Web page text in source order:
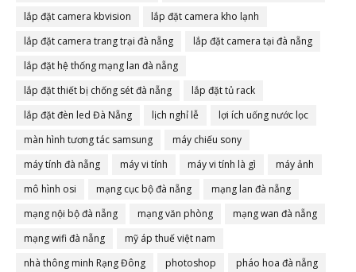
lắp đặt camera kbvision
lắp đặt camera kho lạnh
lắp đặt camera trang trại đà nẵng
lắp đặt camera tại đà nẵng
lắp đặt hệ thống mạng lan đà nẵng
lắp đặt thiết bị chống sét đà nẵng
lắp đặt tủ rack
lắp đặt đèn led Đà Nẵng
lịch nghỉ lễ
lợi ích uống nước lọc
màn hình tương tác samsung
máy chiếu sony
máy tính đà nẵng
máy vi tính máy vi tính là gì
máy ảnh
mô hình osi
mạng cục bộ đà nẵng
mạng lan đà nẵng
mạng nội bộ đà nẵng
mạng văn phòng
mạng wan đà nẵng
mạng wifi đà nẵng
mỹ áp thuế việt nam
nhà thông minh Rạng Đông
photoshop
pháo hoa đà nẵng